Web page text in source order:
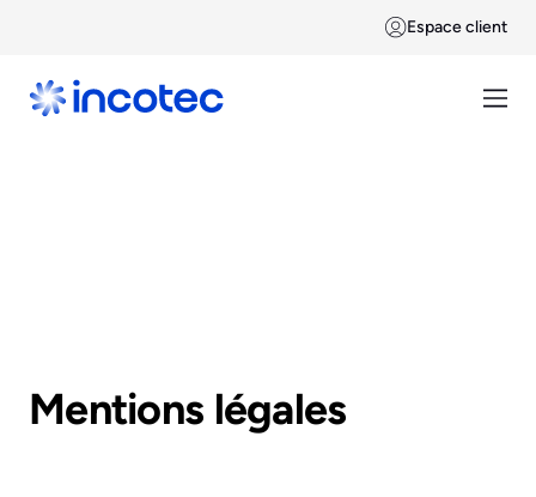
Espace client
Mentions légales